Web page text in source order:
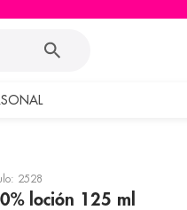
: 2528
loción 125 ml